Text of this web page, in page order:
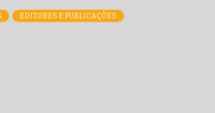
EDITORES E PUBLICAÇÕES